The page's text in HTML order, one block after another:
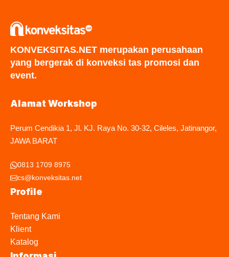
KONVEKSITAS.NET merupakan perusahaan
yang bergerak di konveksi tas promosi dan
event.
Alamat Workshop
Perum Cendikia 1, Jl. KJ. Raya No. 30-32, Cileles, Jatinangor,
JAWA BARAT
0813 1709 8975
cs@konveksitas.net
Profile
Tentang Kami
Klient
Katalog